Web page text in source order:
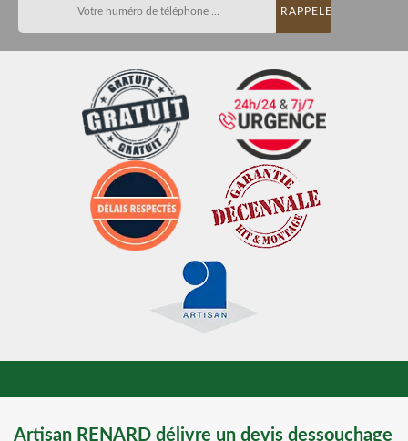
Artisan RENARD délivre un devis dessouchage